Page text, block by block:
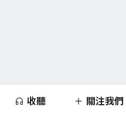
收聽 關注我們